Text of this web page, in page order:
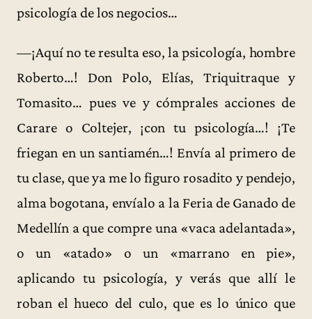
psicología de los negocios…
—¡Aquí no te resulta eso, la psicología, hombre
Roberto…! Don Polo, Elías, Triquitraque y
Tomasito… pues ve y cómprales acciones de
Carare o Coltejer, ¡con tu psicología…! ¡Te
friegan en un santiamén…! Envía al primero de
tu clase, que ya me lo figuro rosadito y pendejo,
alma bogotana, envíalo a la Feria de Ganado de
Medellín a que compre una «vaca adelantada»,
o un «atado» o un «marrano en pie»,
aplicando tu psicología, y verás que allí le
roban el hueco del culo, que es lo único que